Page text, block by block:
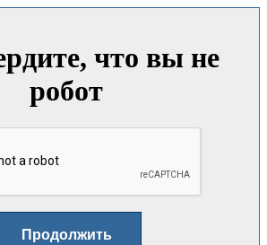
что вы не
робот
Продолжить